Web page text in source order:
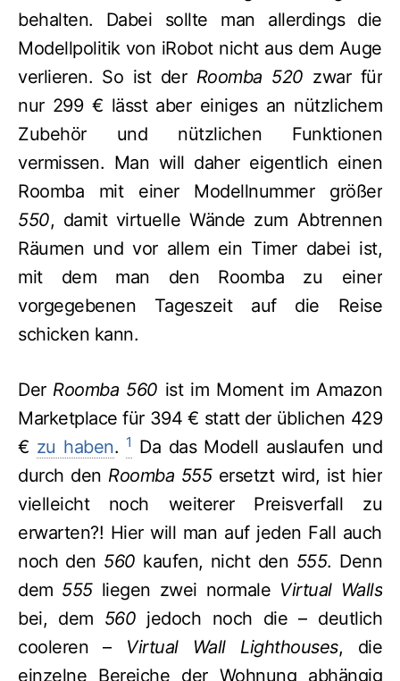
behalten. Dabei sollte man allerdings die
Modellpolitik von iRobot nicht aus dem Auge
verlieren. So ist der Roomba 520 zwar für
nur 299 € lässt aber einiges an nützlichem
Zubehör und nützlichen Funktionen
vermissen. Man will daher eigentlich einen
Roomba mit einer Modellnummer größer
550, damit virtuelle Wände zum Abtrennen
Räumen und vor allem ein Timer dabei ist,
mit dem man den Roomba zu einer
vorgegebenen Tageszeit auf die Reise
schicken kann.
Der Roomba 560 ist im Moment im Amazon
Marketplace für 394 € statt der üblichen 429
€ zu haben. 1 Da das Modell auslaufen und
durch den Roomba 555ersetzt wird, ist hier
vielleicht noch weiterer Preisverfall zu
erwarten?! Hier will man auf jeden Fall auch
noch den 560 kaufen, nicht den 555. Denn
dem 555liegen zwei normale Virtual Walls
bei, dem 560 jedoch noch die – deutlich
cooleren – Virtual Wall Lighthouses, die
einzelne Bereiche der Wohnung abhängig